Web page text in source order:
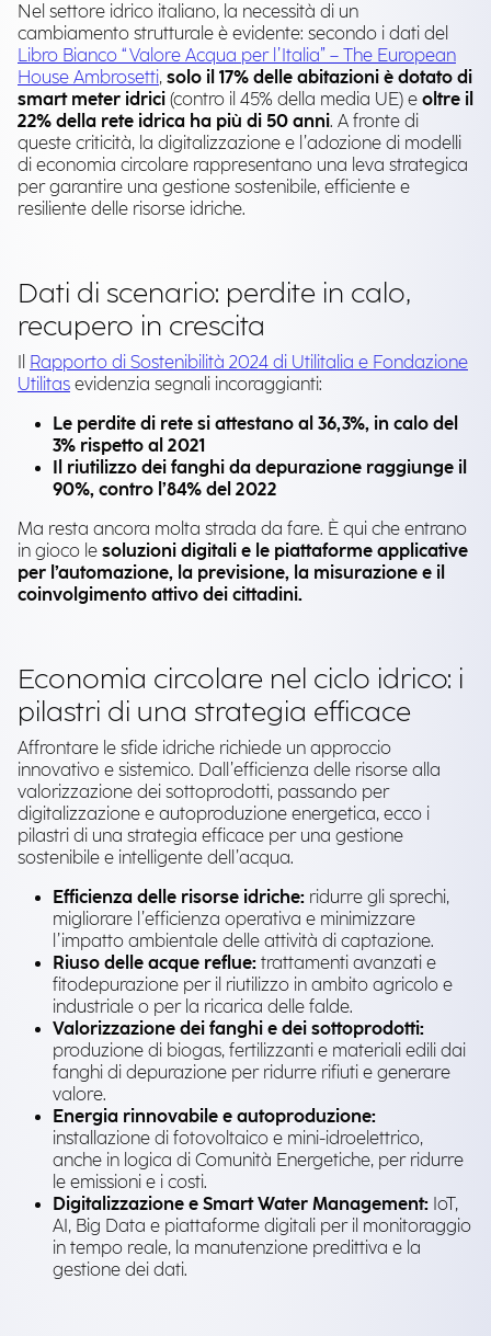
Nel settore idrico italiano, la necessità di un
cambiamento strutturale è evidente: secondo i dati del
Libro Bianco “Valore Acqua per l’Italia” – The European
House Ambrosetti, solo il 17% delle abitazioni è dotato di
smart meter idrici (contro il 45% della media UE) e oltre il
22% della rete idrica ha più di 50 anni. A fronte di
queste criticità, la digitalizzazione e l’adozione di modelli
di economia circolare rappresentano una leva strategica
per garantire una gestione sostenibile, efficiente e
resiliente delle risorse idriche.
Dati di scenario: perdite in calo,
recupero in crescita
Rapporto di Sostenibilità 2024 di Utilitalia e Fondazione
Utilitas evidenzia segnali incoraggianti:
Le perdite di rete si attestano al 36,3%, in calo del
3% rispetto al 2021
Il riutilizzo dei fanghi da depurazione raggiunge il
90%, contro l’84% del 2022
Ma resta ancora molta strada da fare. È qui che entrano
in gioco le soluzioni digitali e le piattaforme applicative
per l’automazione, la previsione, la misurazione e il
coinvolgimento attivo dei cittadini.
Economia circolare nel ciclo idrico: i
pilastri di una strategia efficace
Affrontare le sfide idriche richiede un approccio
innovativo e sistemico. Dall’efficienza delle risorse alla
valorizzazione dei sottoprodotti, passando per
digitalizzazione e autoproduzione energetica, ecco i
pilastri di una strategia efficace per una gestione
sostenibile e intelligente dell’acqua.
Efficienza delle risorse idriche: ridurre gli sprechi,
migliorare l’efficienza operativa e minimizzare
l’impatto ambientale delle attività di captazione.
Riuso delle acque reflue: trattamenti avanzati e
fitodepurazione per il riutilizzo in ambito agricolo e
industriale o per la ricarica delle falde.
Valorizzazione dei fanghi e dei sottoprodotti:
produzione di biogas, fertilizzanti e materiali edili dai
fanghi di depurazione per ridurre rifiuti e generare
valore.
Energia rinnovabile e autoproduzione:
installazione di fotovoltaico e mini-idroelettrico,
anche in logica di Comunità Energetiche, per ridurre
le emissioni e i costi.
Digitalizzazione e Smart Water Management: IoT,
AI, Big Data e piattaforme digitali per il monitoraggio
in tempo reale, la manutenzione predittiva e la
gestione dei dati.